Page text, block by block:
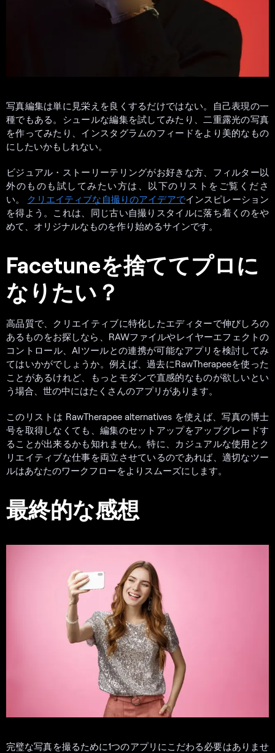
写真編集は単に見栄えを良くするだけではない。自己表現の一
種でもある。シュールな編集を試してみたり、二重露光の写真
を作ってみたり、インスタグラムのフィードをより美的なもの
にしたいかもしれない。
ビジュアル・ストーリーテリングがお好きな方、フィルター以
外のものも試してみたい方は、以下のリストをご覧くださ
い。 クリエイティブな自撮りのアイデアでインスピレーション
を得よう。これは、同じ古い自撮りスタイルに落ち着くのをや
めて、オリジナルなものを作り始めるサインです。
Facetuneを捨ててプロに
なりたい？
高品質で、クリエイティブに特化したエディターで伸びしろの
あるものをお探しなら、RAWファイルやレイヤーエフェクトの
コントロール、AIツールとの連携が可能なアプリを検討してみ
てはいかがでしょうか。例えば、過去にRawTherapeeを使った
ことがあるけれど、もっとモダンで直感的なものが欲しいとい
う場合、世の中にはたくさんのアプリがあります。
このリストは RawTherapee alternatives を使えば、写真の博士
号を取得しなくても、編集のセットアップをアップグレードす
ることが出来るかも知れません。特に、カジュアルな使用とク
リエイティブな仕事を両立させているのであれば、適切なツー
ルはあなたのワークフローをよりスムーズにします。
最終的な感想
完璧な写真を撮るために1つのアプリにこだわる必要はありませ